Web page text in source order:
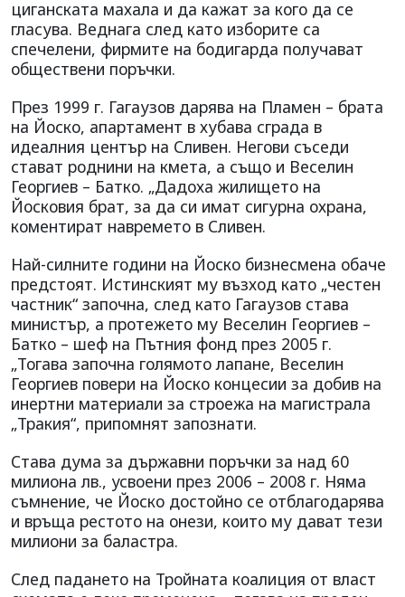
циганската махала и да кажат за кого да се
гласува. Веднага след като изборите са
спечелени, фирмите на бодигарда получават
обществени поръчки.
През 1999 г. Гагаузов дарява на Пламен – брата
на Йоско, апартамент в хубава сграда в
идеалния център на Сливен. Негови съседи
стават роднини на кмета, а също и Веселин
Георгиев – Батко. „Дадоха жилището на
Йосковия брат, за да си имат сигурна охрана,
коментират навремето в Сливен.
Най-силните години на Йоско бизнесмена обаче
предстоят. Истинският му възход като „честен
частник“ започна, след като Гагаузов става
министър, а протежето му Веселин Георгиев –
Батко – шеф на Пътния фонд през 2005 г.
„Тогава започна голямото лапане, Веселин
Георгиев повери на Йоско концесии за добив на
инертни материали за строежа на магистрала
„Тракия“, припомнят запознати.
Става дума за държавни поръчки за над 60
милиона лв., усвоени през 2006 – 2008 г. Няма
съмнение, че Йоско достойно се отблагодарява
и връща рестото на онези, които му дават тези
милиони за баластра.
След падането на Тройната коалиция от власт